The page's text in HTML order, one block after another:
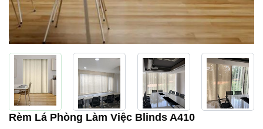
Rèm Lá Phòng Làm Việc Blinds A410